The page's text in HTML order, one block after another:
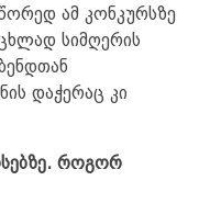
ამ კონკურსზე
სიმღერის
დაჭერაც კი
როგორ